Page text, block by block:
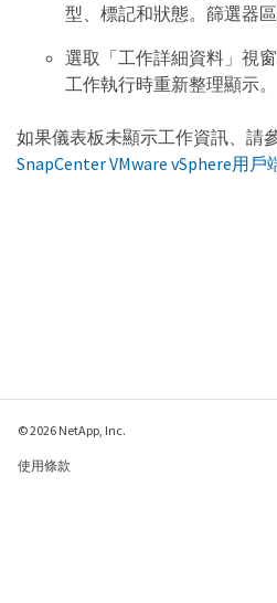
型、標記和狀態。篩選器區
選取「工作詳細資料」視
工作執行時重新整理顯示。
如果儀表板未顯示工作資訊、請
SnapCenter VMware vSphere用
© 2026 NetApp, Inc.
使用條款